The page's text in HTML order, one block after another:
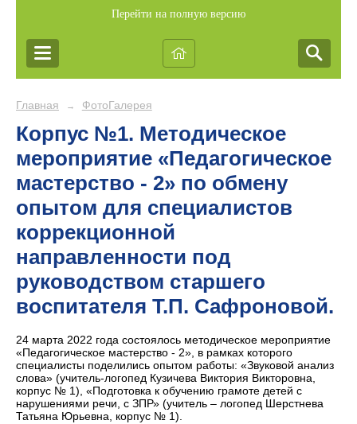
Перейти на полную версию
Главная → ФотоГалерея
Корпус №1. Методическое
мероприятие «Педагогическое
мастерство - 2» по обмену
опытом для специалистов
коррекционной
направленности под
руководством старшего
воспитателя Т.П. Сафроновой.
24 марта 2022 года состоялось методическое мероприятие
«Педагогическое мастерство - 2», в рамках которого
специалисты поделились опытом работы: «Звуковой анализ
слова» (учитель-логопед Кузичева Виктория Викторовна,
корпус № 1), «Подготовка к обучению грамоте детей с
нарушениями речи, с ЗПР» (учитель – логопед Шерстнева
Татьяна Юрьевна, корпус № 1).